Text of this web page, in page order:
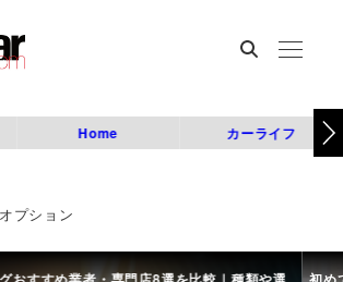
Home カーライフ
プション